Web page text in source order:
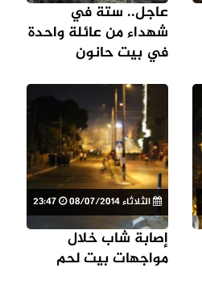
عاجل.. ستة في
شهداء من عائلة واحدة
في بيت حانون
الثلاثاء 08/07/2014
إصابة شاب خلال
مواجهات بيت لحم